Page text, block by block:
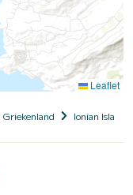
Leaflet
Griekenland Ionian Islands